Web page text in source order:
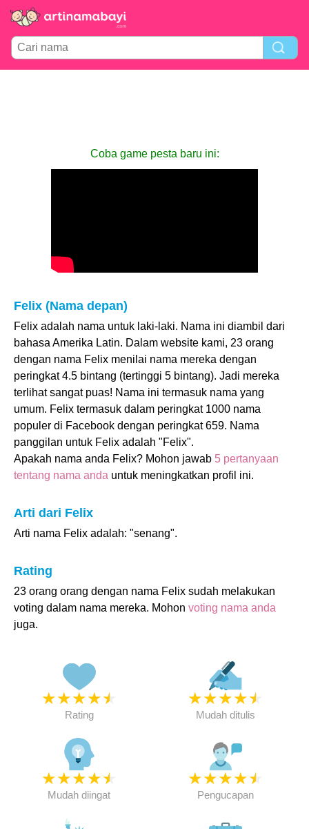
Coba game pesta baru ini:
Felix (Nama depan)
Felix adalah nama untuk laki-laki. Nama ini diambil dari
bahasa Amerika Latin. Dalam website kami, 23 orang
dengan nama Felix menilai nama mereka dengan
peringkat 4.5 bintang (tertinggi 5 bintang). Jadi mereka
terlihat sangat puas! Nama ini termasuk nama yang
umum. Felix termasuk dalam peringkat 1000 nama
populer di Facebook dengan peringkat 659. Nama
panggilan untuk Felix adalah "Felix".
Apakah nama anda Felix? Mohon jawab 5 pertanyaan
tentang nama anda untuk meningkatkan profil ini.
Arti dari Felix
Arti nama Felix adalah: "senang".
Rating
23 orang orang dengan nama Felix sudah melakukan
voting dalam nama mereka. Mohon voting nama anda
juga.
★★★★★
Rating
★★★★★
Mudah ditulis
★★★★★
Mudah diingat
★★★★★
Pengucapan